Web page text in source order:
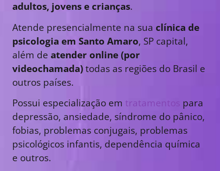
adultos, jovens e crianças.
Atende presencialmente na sua clínica de
psicologia em Santo Amaro, SP capital,
além de atender online (por
videochamada)todas as regiões do Brasil e
outros países.
Possui especialização em tratamentos para
depressão, ansiedade, síndrome do pânico,
fobias, problemas conjugais, problemas
psicológicos infantis, dependência química
e outros.